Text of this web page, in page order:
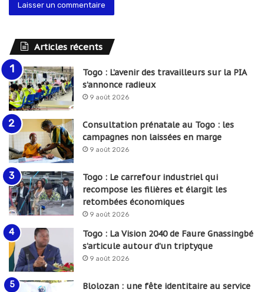
Articles récents
Togo : L’avenir des travailleurs sur la PIA
s’annonce radieux
9 août 2026
Consultation prénatale au Togo : les
campagnes non laissées en marge
9 août 2026
Togo : Le carrefour industriel qui
recompose les filières et élargit les
retombées économiques
9 août 2026
Togo : La Vision 2040 de Faure Gnassingbé
s’articule autour d’un triptyque
9 août 2026
Blolozan : une fête identitaire au service